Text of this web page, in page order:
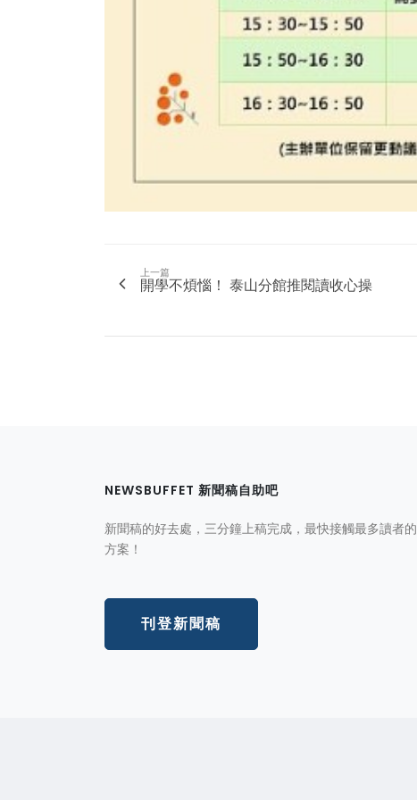
上一篇
開學不煩惱！ 泰山分館推閱讀收心操
NEWSBUFFET 新聞稿自助吧
新聞稿的好去處，三分鐘上稿完成，最快接觸最多讀者的
方案！
刊登新聞稿